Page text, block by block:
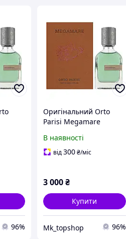
96%
Оригінальний Orto
Parisi Megamare
15 мл (Орто Парезі
Мегамара)
В наявності
від300 ₴/міс
3 000 ₴
Купити
Mk_topshop 96%